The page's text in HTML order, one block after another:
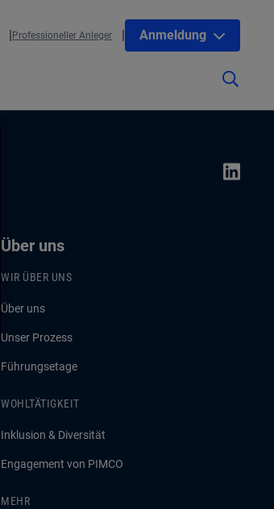
Professioneller Anleger Anmeldung
Über uns
WIR ÜBER UNS
Über uns
Unser Prozess
Führungsetage
WOHLTÄTIGKEIT
Inklusion & Diversität
Engagement von PIMCO
MEHR